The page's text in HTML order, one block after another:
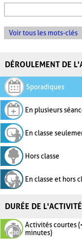
Voir tous les mots-clés
DÉROULEMENT DE
Sporadiques
En plusieurs
En classe
Hors classe
En classe et hors
DURÉE DE L'ACTIVITÉ
Activités courtes
minutes)